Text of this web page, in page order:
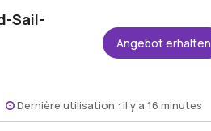
Sail-
Angebot erhalten
Dernière utilisation : il y a 16 minutes